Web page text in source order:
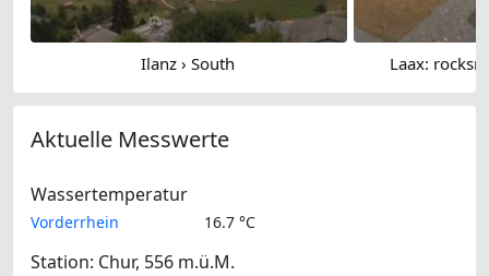
Ilanz › South Laax:
Aktuelle Messwerte
Wassertemperatur
Vorderrhein 16.7 °C
Station: Chur, 556 m.ü.M.